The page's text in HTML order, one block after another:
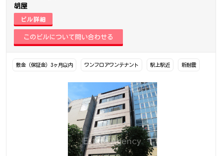
胡屋
ビル詳細
敷金（保証金）3ヶ月以内 ワンフロアワンテナント 駅上駅近 新耐震